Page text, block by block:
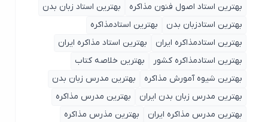
بهترین استاد اصول ‌فنون مذاکره
بهترین استاد زبان بدن
بهترین استادزبان بدن
بهترین استادمذاکره
بهترین استادمذاکره ایران
بهترین استاد مذاکره ایران
بهترین استادمذاکره کشور
بهترین خلاصه کتاب
بهترین شیوه آمورش مذاکره
بهترین مدرس زبان بدن
بهترین مدرس زبان بدن ایران
بهترین مدرس مذاکره
بهترین مدرس مذاکره ایران
بهترین مذرس مذاکره